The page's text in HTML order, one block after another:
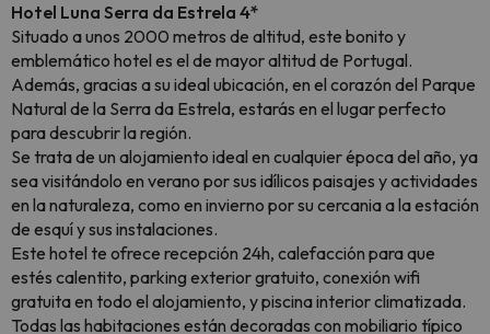
Hotel Luna Serra da Estrela 4*
Situado a unos 2000 metros de altitud, este bonito y
emblemático hotel es el de mayor altitud de Portugal.
Además, gracias a su ideal ubicación, en el corazón del Parque
Natural de la Serra da Estrela, estarás en el lugar perfecto
para descubrir la región.
Se trata de un alojamiento ideal en cualquier época del año, ya
sea visitándolo en verano por sus idílicos paisajes y actividades
en la naturaleza, como en invierno por su cercania a la estación
de esquí y sus instalaciones.
Este hotel te ofrece recepción 24h, calefacción para que
estés calentito, parking exterior gratuito, conexión wifi
gratuita en todo el alojamiento, y piscina interior climatizada.
Todas las habitaciones están decoradas con mobiliario típico